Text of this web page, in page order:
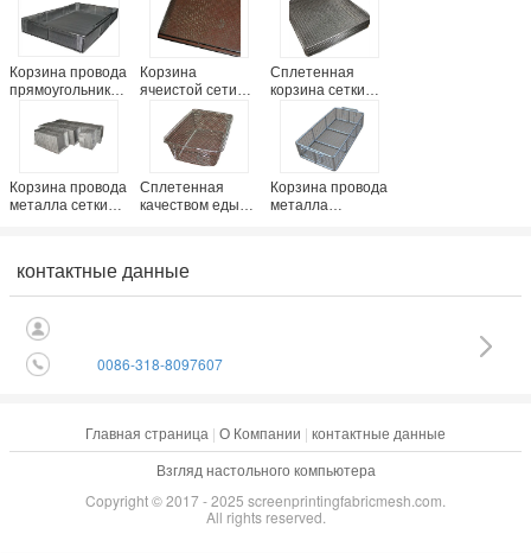
Корзина провода
прямоугольника
нержавеющей
стали 304 с
Корзина
ячеистой сети
металла
нержавеющей
стали для ББК
фильтруя экрана
Сплетенная
корзина сетки
гриля провода
для удержания
нержавеющей
стали 304
стеклянной
пластинки
Корзина провода
металла сетки
нержавеющей
стали 304
Сплетенная
качеством еды
корзины
ячеистой сети
Корзина провода
металла
контактные данные
0086-318-8097607
Главная страница | О Компании | контактные данные
Взгляд настольного компьютера
Copyright © 2017 - 2025 screenprintingfabricmesh.com.
All rights reserved.